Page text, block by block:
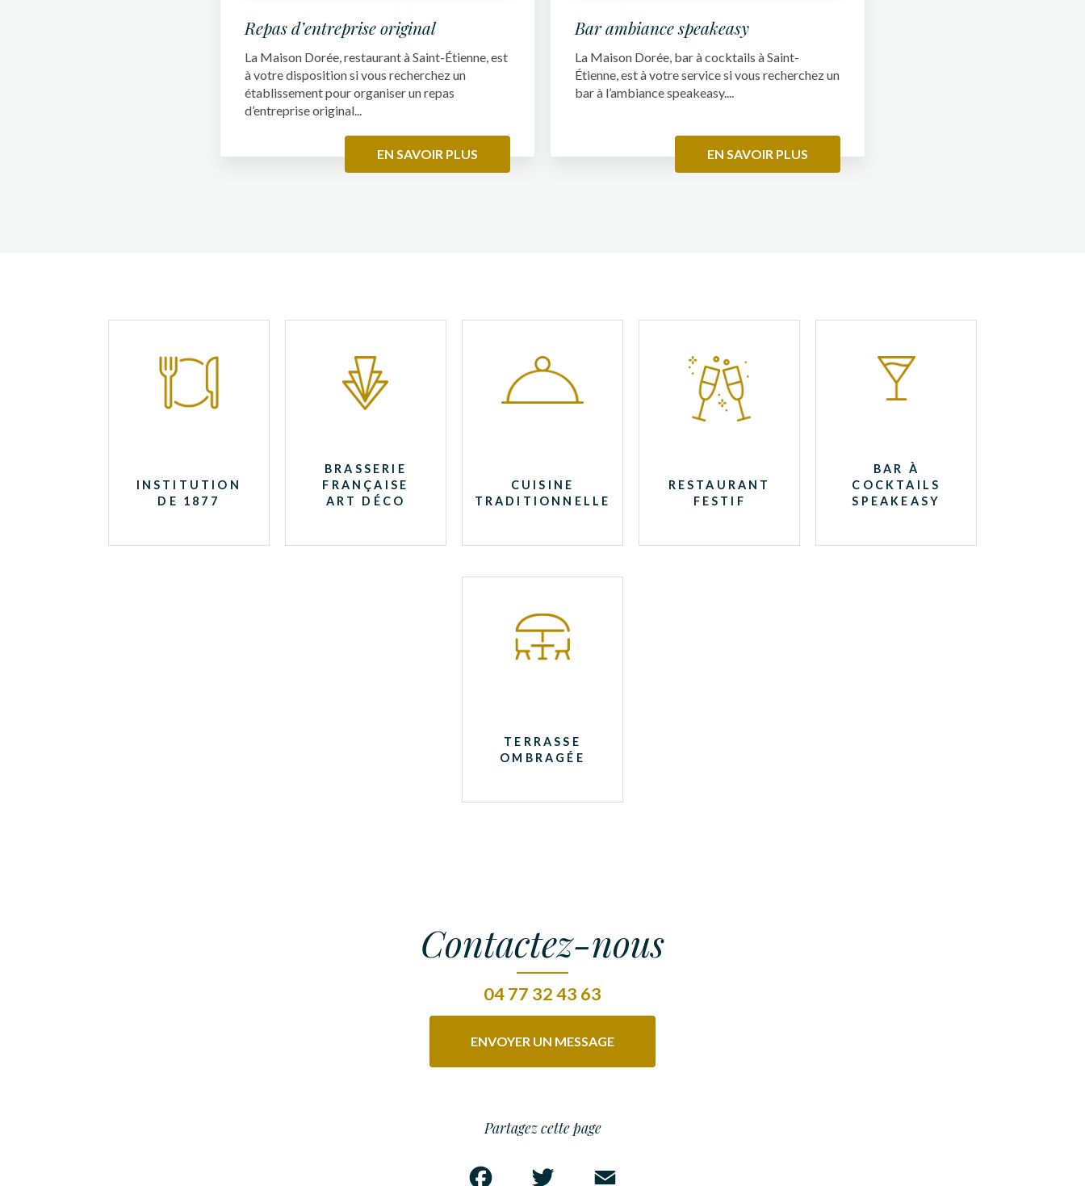
Repas d’entreprise original
La Maison Dorée, restaurant à Saint-Étienne, est
à votre disposition si vous recherchez un
établissement pour organiser un repas
d’entreprise original...
EN SAVOIR PLUS
Bar ambiance speakeasy
La Maison Dorée, bar à cocktails à Saint-
Étienne, est à votre service si vous recherchez un
bar à l’ambiance speakeasy....
EN SAVOIR PLUS
INSTITUTION
DE 1877
BRASSERIE
FRANÇAISE
ART DÉCO
CUISINE
TRADITIONNELLE
RESTAURANT
FESTIF
BAR À
COCKTAILS
SPEAKEASY
TERRASSE
OMBRAGÉE
Contactez-nous
04 77 32 43 63
ENVOYER UN MESSAGE
Partagez cette page